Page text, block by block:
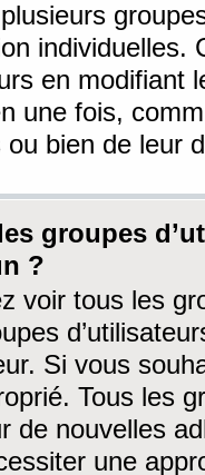
individuelles.
en modifiant
une fois,
ou bien de leur
groupes
?
voir tous les
Si vous
Tous les
de nouvelles
une